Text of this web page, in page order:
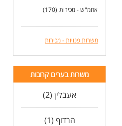
אחמ"ש - מכירות (170)
משרות פנויות - מכירות
משרות בערים קרובות
אעבלין (2)
הרדוף (1)